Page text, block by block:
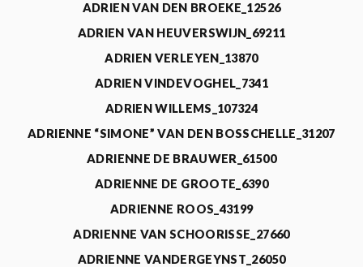
ADRIEN VAN DEN BROEKE_12526
ADRIEN VAN HEUVERSWIJN_69211
ADRIEN VERLEYEN_13870
ADRIEN VINDEVOGHEL_7341
ADRIEN WILLEMS_107324
ADRIENNE “SIMONE” VAN DEN BOSSCHELLE_31207
ADRIENNE DE BRAUWER_61500
ADRIENNE DE GROOTE_6390
ADRIENNE ROOS_43199
ADRIENNE VAN SCHOORISSE_27660
ADRIENNE VANDERGEYNST_26050